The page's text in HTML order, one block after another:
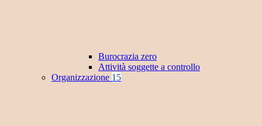
Burocrazia zero
Attività soggette a controllo
Organizzazione 15